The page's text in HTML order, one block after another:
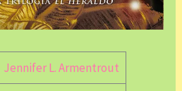
Jennifer L. Armentrout